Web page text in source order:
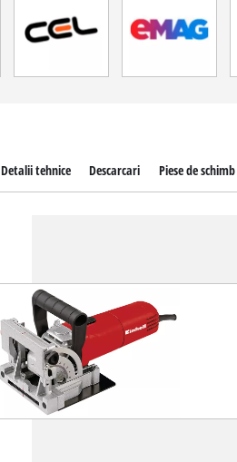
Detalii tehnice Descarcari Piese de schimb